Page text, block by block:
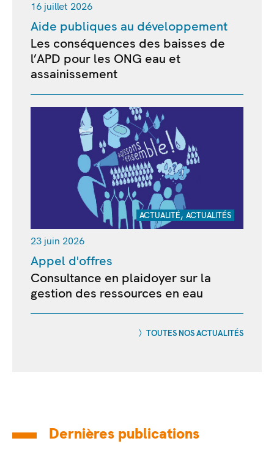
16 juillet 2026
Aide publiques au développement
Les conséquences des baisses de
l’APD pour les ONG eau et
assainissement
ACTUALITÉ, ACTUALITÉS
23 juin 2026
Appel d'offres
Consultance en plaidoyer sur la
gestion des ressources en eau
TOUTES NOS ACTUALITÉS
Dernières publications